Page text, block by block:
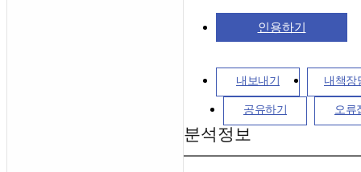
인용하기
내보내기 내책장
공유하기 오류
분석정보